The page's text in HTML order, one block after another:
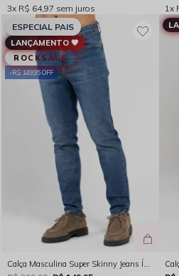
3x R$ 64,97 sem juros
1x
R$ 149,95 OFF
ROCKSALE
LANÇAMENTO 🖤
ESPECIAL PAIS
Calça Masculina Super Skinny Jeans Índigo Médio Rocksham - 261058